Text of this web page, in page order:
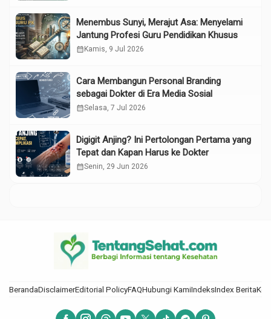
Menembus Sunyi, Merajut Asa: Menyelami
Jantung Profesi Guru Pendidikan Khusus
calendar_month Kamis, 9 Jul 2026
Cara Membangun Personal Branding
sebagai Dokter di Era Media Sosial
calendar_monthSelasa, 7 Jul 2026
Digigit Anjing? Ini Pertolongan Pertama yang
Tepat dan Kapan Harus ke Dokter
calendar_monthSenin, 29 Jun 2026
BerandaDisclaimerEditorial PolicyFAQHubungi KamiIndeksIndex Berita